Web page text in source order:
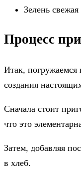
Зелень
Процесс
Итак, погружаемся
создания
Сначала стоит
что это
Затем, добавляя
в хлеб.